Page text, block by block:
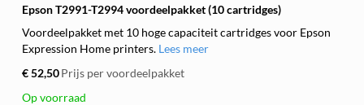
Epson T2991-T2994 voordeelpakket (10 cartridges)
Voordeelpakket met 10 hoge capaciteit cartridges voor Epson
Expression Home printers. Lees meer
€ 52,50Prijs per voordeelpakket
Op voorraad